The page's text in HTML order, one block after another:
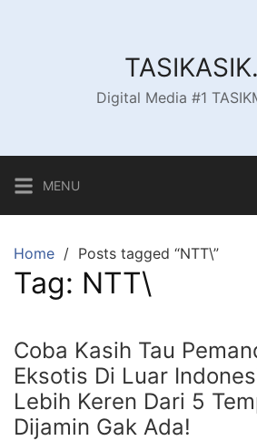
Digital Media #1
MENU
Home Posts tagged “NTT\”
Tag: NTT\
Coba Kasih Tau
Eksotis Di Luar
Lebih Keren Dari 5
Dijamin Gak Ada!